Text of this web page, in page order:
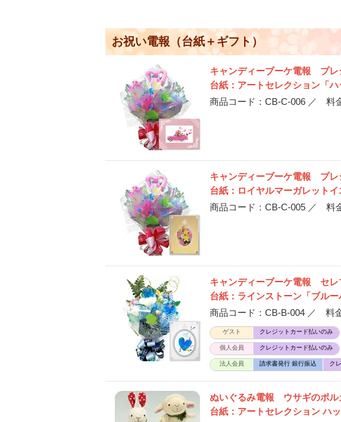
お祝い電報（台紙＋ギフト）
キャンディーブーケ電報 プ
台紙：アートセレクション「ハ
商品コード：CB-C-006 ／ 料
キャンディーブーケ電報 プ
台紙：ロイヤルマーガレットイ
商品コード：CB-C-005 ／ 料
キャンディーブーケ電報 セ
台紙：ラインストーン「ブルー
商品コード：CB-B-004 ／ 料
ゲスト クレジットカード払いのみ
個人会員 クレジットカード払いのみ
法人会員 請求書発行 銀行振込 ク
ぬいぐるみ電報 ウサギのポ
台紙：アートセレクション ハ